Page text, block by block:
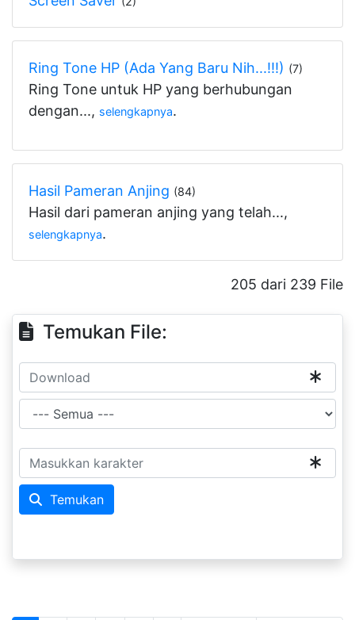
Ring Tone HP (Ada Yang Baru Nih...!!!) (7)
Ring Tone untuk HP yang berhubungan
dengan..., selengkapnya.
Hasil Pameran Anjing (84)
Hasil dari pameran anjing yang telah...,
selengkapnya.
205 dari 239 File
Temukan File:
Temukan